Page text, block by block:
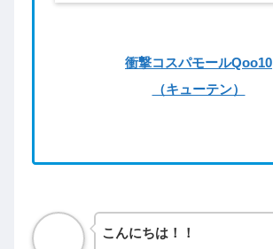
衝撃コスパモールQoo10
（キューテン）
こんにちは！！